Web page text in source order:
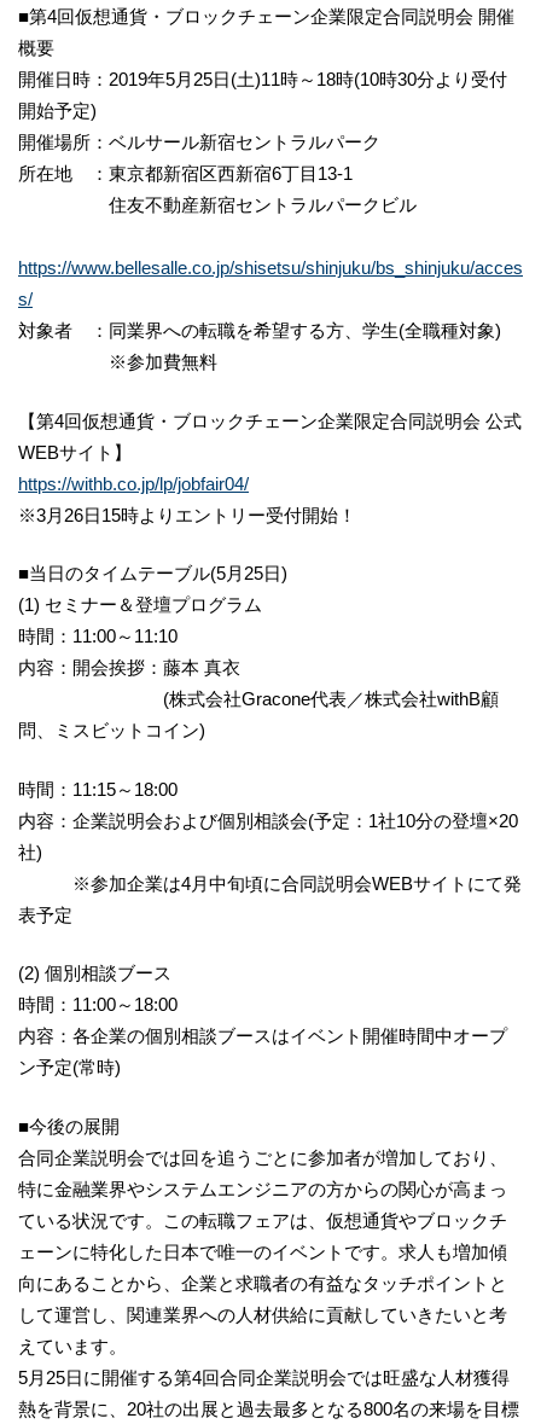
■第4回仮想通貨・ブロックチェーン企業限定合同説明会 開催
概要
開催日時：2019年5月25日(土)11時～18時(10時30分より受付
開始予定)
開催場所：ベルサール新宿セントラルパーク
所在地 ：東京都新宿区西新宿6丁目13-1
住友不動産新宿セントラルパークビル
https://www.bellesalle.co.jp/shisetsu/shinjuku/bs_shinjuku/acces
s/
対象者 ：同業界への転職を希望する方、学生(全職種対象)
※参加費無料
【第4回仮想通貨・ブロックチェーン企業限定合同説明会 公式
WEBサイト】
https://withb.co.jp/lp/jobfair04/
※3月26日15時よりエントリー受付開始！
■当日のタイムテーブル(5月25日)
(1) セミナー＆登壇プログラム
時間：11:00～11:10
内容：開会挨拶：藤本 真衣
(株式会社Gracone代表／株式会社withB顧
問、ミスビットコイン)
時間：11:15～18:00
内容：企業説明会および個別相談会(予定：1社10分の登壇×20
社)
※参加企業は4月中旬頃に合同説明会WEBサイトにて発
表予定
(2) 個別相談ブース
時間：11:00～18:00
内容：各企業の個別相談ブースはイベント開催時間中オープ
ン予定(常時)
■今後の展開
合同企業説明会では回を追うごとに参加者が増加しており、
特に金融業界やシステムエンジニアの方からの関心が高まっ
ている状況です。この転職フェアは、仮想通貨やブロックチ
ェーンに特化した日本で唯一のイベントです。求人も増加傾
向にあることから、企業と求職者の有益なタッチポイントと
して運営し、関連業界への人材供給に貢献していきたいと考
えています。
5月25日に開催する第4回合同企業説明会では旺盛な人材獲得
熱を背景に、20社の出展と過去最多となる800名の来場を目標